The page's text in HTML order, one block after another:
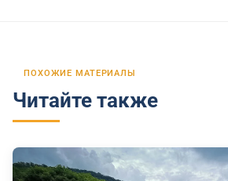
ПОХОЖИЕ МАТЕРИАЛЫ
Читайте также